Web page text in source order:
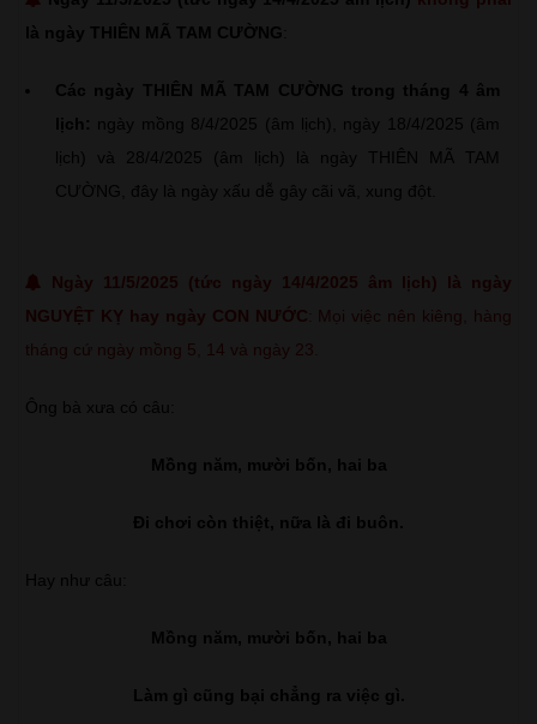
là ngày THIÊN MÃ TAM CƯỜNG
Các ngày THIÊN MÃ TAM CƯỜNG trong tháng 4 âm
lịch: ngày mồng 8/4/2025 (âm lịch), ngày 18/4/2025 (âm
lịch) và 28/4/2025 (âm lịch) là ngày THIÊN MÃ TAM
CƯỜNG, đây là ngày xấu dễ gây cãi vã, xung đột.
Ngày 11/5/2025 (tức ngày 14/4/2025 âm lịch) là ngày
NGUYỆT KỴ hay ngày CON NƯỚC : Mọi việc nên kiêng, hàng
tháng cứ ngày mồng 5, 14 và ngày 23.
Ông bà xưa có câu:
Mồng năm, mười bốn, hai ba
Đi chơi còn thiệt, nữa là đi buôn.
Hay như câu:
Mồng năm, mười bốn, hai ba
Làm gì cũng bại chẳng ra việc gì.